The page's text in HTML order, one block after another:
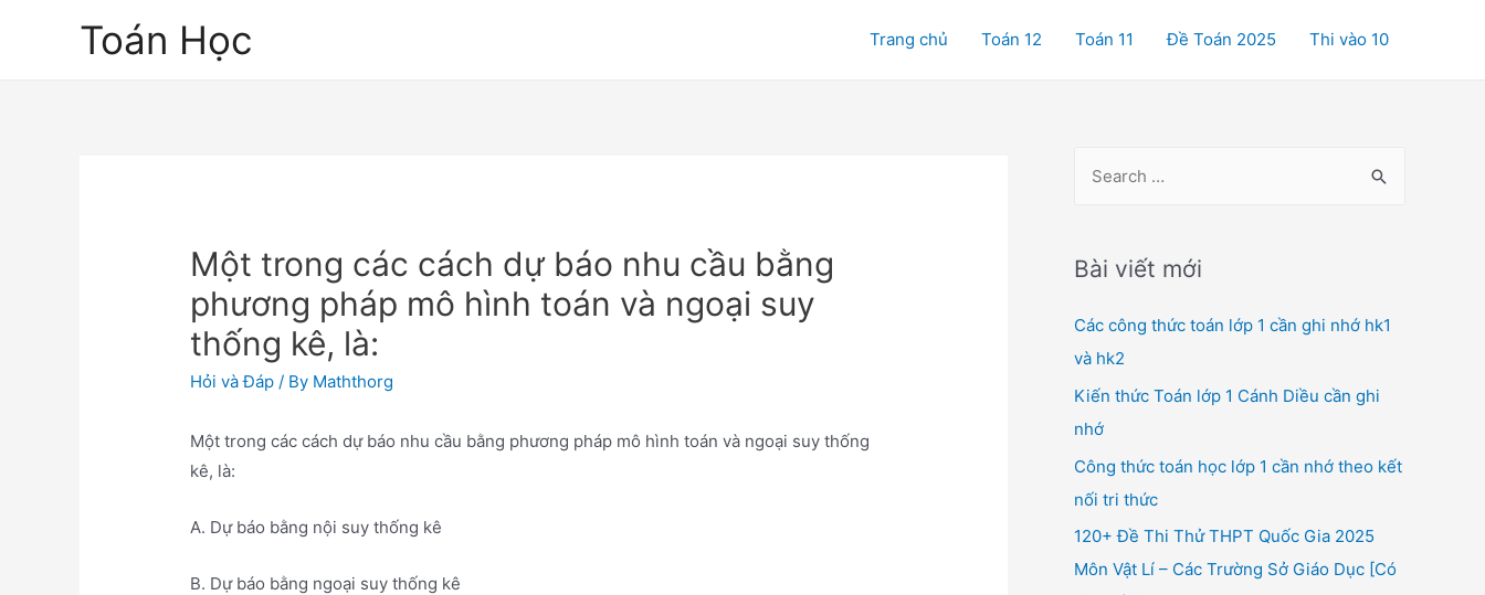
Toán Học Trang chủ Toán 12 Toán 11 Đề Toán 2025 Thi vào 10
Một trong các cách dự báo nhu cầu bằng
phương pháp mô hình toán và ngoại suy
thống kê, là:
Hỏi và Đáp / By Maththorg
Một trong các cách dự báo nhu cầu bằng phương pháp mô hình toán và ngoại suy thống
kê, là:
A. Dự báo bằng nội suy thống kê
B. Dự báo bằng ngoại suy thống kê
r
h
f
o
r
:
Bài viết mới
Các công thức toán lớp 1 cần ghi nhớ hk1
và hk2
Kiến thức Toán lớp 1 Cánh Diều cần ghi
nhớ
Công thức toán học lớp 1 cần nhớ theo kết
nối tri thức
120+ Đề Thi Thử THPT Quốc Gia 2025
Môn Vật Lí – Các Trường Sở Giáo Dục [Có